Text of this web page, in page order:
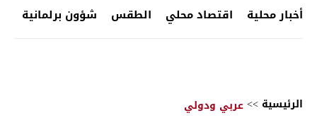
أخبار محلية اقتصاد محلي الطقس شؤون برلمانية
الرئيسية >>عربي ودولي